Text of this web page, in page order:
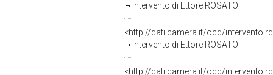
intervento di Ettore ROSATO
<http://dati.camera.it/ocd/
intervento di Ettore ROSATO
<http://dati.camera.it/ocd/